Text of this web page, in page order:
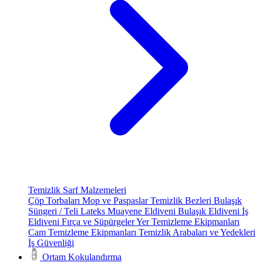
Temizlik Sarf Malzemeleri
Çöp Torbaları Mop ve PaspaslarTemizlik Bezleri Bulaşık
Süngeri / Teli Lateks Muayene Eldiveni Bulaşık Eldiveni İş
Eldiveni Fırça ve SüpürgelerYer Temizleme Ekipmanları
Cam Temizleme Ekipmanları Temizlik Arabaları ve Yedekleri
İş Güvenliği
Ortam Kokulandırma